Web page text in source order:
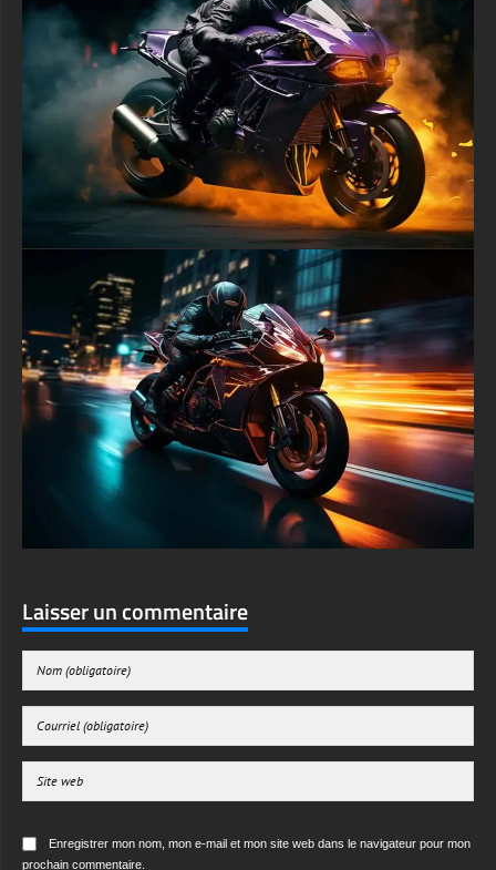
Laisser un commentaire